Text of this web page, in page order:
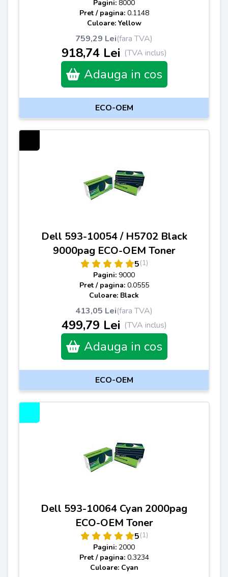
Pagini: 8000
Pret / pagina: 0.1148
Culoare: Yellow
759,29 Lei(fara TVA)
918,74 Lei (TVA inclus)
Adauga in cos
ECO-OEM
Dell 593-10054 / H5702 Black
9000pag ECO-OEM Toner
5(1)
Pagini: 9000
Pret / pagina: 0.0555
Culoare: Black
413,05 Lei(fara TVA)
499,79 Lei (TVA inclus)
Adauga in cos
ECO-OEM
Dell 593-10064 Cyan 2000pag
ECO-OEM Toner
5(1)
Pagini: 2000
Pret / pagina: 0.3234
Culoare: Cyan